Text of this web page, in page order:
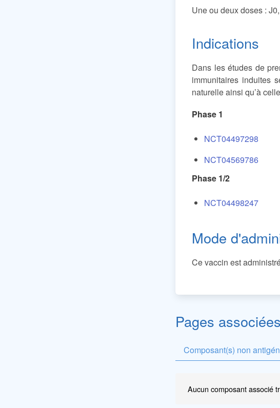
Une ou deux doses :
Indications
Dans les études de
immunitaires induites
naturelle ainsi qu’à
Phase 1
NCT04497298
NCT04569786
Phase 1/2
NCT04498247
Mode
Ce vaccin est
Pages associées
Composant(s) non
Aucun composant associé